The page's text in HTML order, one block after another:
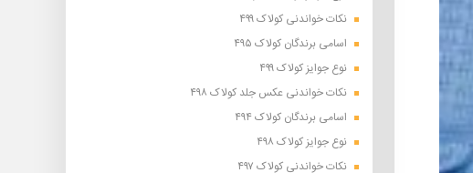
نکات خواندنی کولاک ۴۹۹
اسامی برندگان کولاک ۴۹۵
نوع جوایز کولاک ۴۹۹
نکات خواندنی عکس جلد کولاک ۴۹۸
اسامی برندگان کولاک ۴۹۴
نوع جوایز کولاک ۴۹۸
نکات خواندنی کولاک ۴۹۷